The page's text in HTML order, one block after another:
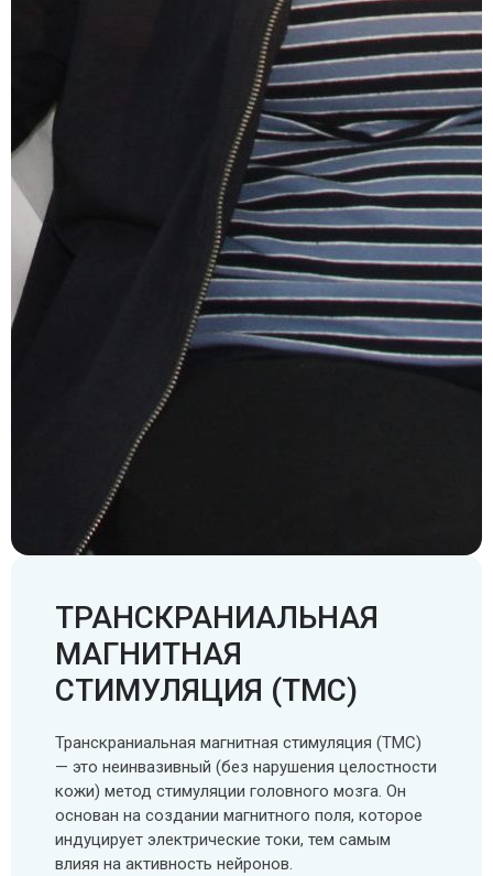
ТРАНСКРАНИАЛЬНАЯ
МАГНИТНАЯ
СТИМУЛЯЦИЯ (ТМС)
Транскраниальная магнитная стимуляция (ТМС)
— это неинвазивный (без нарушения целостности
кожи) метод стимуляции головного мозга. Он
основан на создании магнитного поля, которое
индуцирует электрические токи, тем самым
влияя на активность нейронов.
SMAS-лифтинг лица